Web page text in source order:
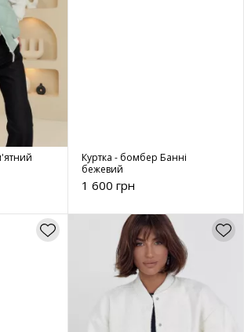
Куртка - бомбер Банні
бежевий
1 600 грн